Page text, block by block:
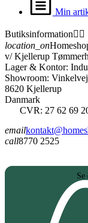
Min
Butiksinformation 
location_on
v/ Kjellerup
Lager & Kontor:
Showroom: Vinkelvej
8620 Kjellerup
Danmark
CVR: 27 62 69
email
call8770 2525